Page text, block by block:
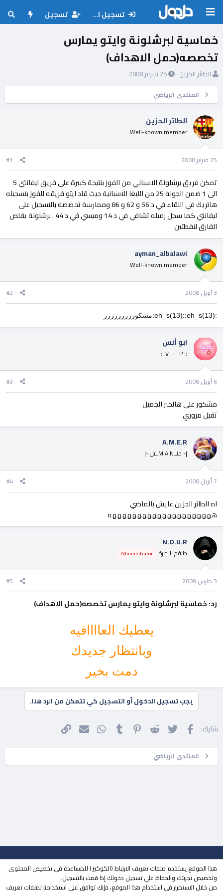
تسجيل الدخول تسجيل
خماسية لبرشلونة وايتو يمارس
تخصصه(حمل الاهداف)
ب
ئ
ا
ل
م
ض
و
ع
الطائر الحزين
ت
ر
ي
ا
ل
د
25 فبراير 2008
المنتدى الرياضي
الطائر الحزين
Well-known member
25 فبراير 2008 #1
تمكن فريق برشلونة الاسباني من الفوز بنتيجة كبيرة على فريق ليفانتي 5
الى 1 ضمن الجولة 25 من الليغا الاسبانية حيث قاد ايتو فريقه للفوز بتسجيله
هاتريك في اللقاء في د 56 و 62 و 86 وممارسة تخصصه بالتسجيل على
ليفانتي كما سجل زميله تشافي في د 14 وميسي في د 44 . برشلونة يقلص
الفارق لنقطتين
ayman_albalawi
Well-known member
3 أبريل 2008 #2
:eh_s(13)::eh_s(13):مشكوررررررررر
ابو أنس
:: V . I . P ::
6 أبريل 2008 #3
مشكور على هالخبر الجميل
تقبل مروري
A.M.E.R
|- جنـ.M.A.N.ـتل -|
7 أبريل 2008 #4
اه الطائر الحزين عايش بالماضي
هههههههههههههههههههههه
N.O.U.R
طاقم الادارة Administrator
3 مارس 2009 #5
رد: خماسية لبرشلونة وايتو يمارس تخصصه(حمل الاهداف)
يعطيك العاااافيه
وبانتظار جديدك
دمت بخير
يجب تسجيل الدخول أو التسجيل كي تتمكن من الرد هنا.
شارك: فيسبوك تويتر Reddit
Pinterest
Tumblr
WhatsAppالبريد الإلكتروني
المنتدى الرياضي
جميع الحقوق محفوظة لـمجتمع حلحول© 2023
| تطويرMOHDESIGN
هذا الموقع يستخدم ملفات تعريف الارتباط (الكوكيز ) للمساعدة في تخصيص المحتوى
وتخصيص تجربتك والحفاظ على تسجيل دخولك إذا قمت بالتسجيل.
من خلال الاستمرار في استخدام هذا الموقع، فإنك توافق على استخدامنا لملفات تعريف